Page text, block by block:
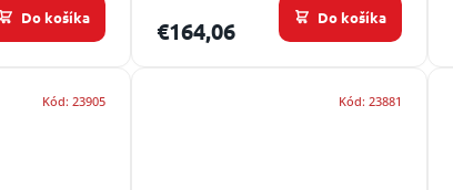
Do košíka €164,06 Do košíka
Kód: 23905 Kód:23881